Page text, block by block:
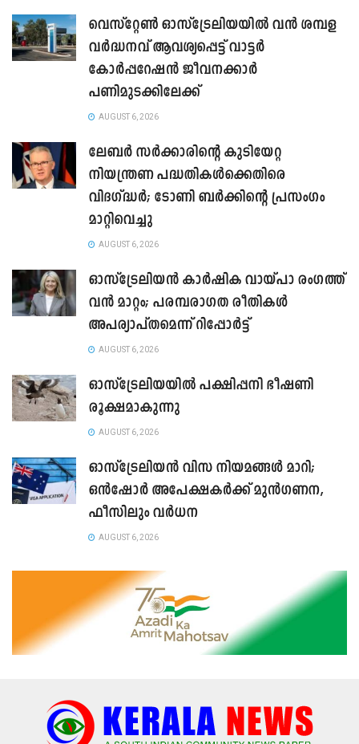
വെസ്റ്റേൺ ഓസ്‌ട്രേലിയയിൽ വൻ ശമ്പള
വർദ്ധനവ് ആവശ്യപ്പെട്ട് വാട്ടർ
കോർപ്പറേഷൻ ജീവനക്കാർ
പണിമുടക്കിലേക്ക്
AUGUST 6, 2026
ലേബർ സർക്കാരിന്റെ കുടിയേറ്റ
നിയന്ത്രണ പദ്ധതികൾക്കെതിരെ
വിദഗ്ദ്ധർ; ടോണി ബർക്കിന്റെ പ്രസംഗം
മാറ്റിവെച്ചു
AUGUST 6, 2026
ഓസ്‌ട്രേലിയൻ കാർഷിക വായ്പാ രംഗത്ത്
വൻ മാറ്റം; പരമ്പരാഗത രീതികൾ
അപര്യാപ്തമെന്ന് റിപ്പോർട്ട്
AUGUST 6, 2026
ഓസ്ട്രേലിയയിൽ പക്ഷിപ്പനി ഭീഷണി
രൂക്ഷമാകുന്നു
AUGUST 6, 2026
ഓസ്‌ട്രേലിയൻ വിസ നിയമങ്ങൾ മാറി;
ഒൻഷോർ അപേക്ഷകർക്ക് മുൻഗണന,
ഫീസിലും വർധന
AUGUST 6, 2026